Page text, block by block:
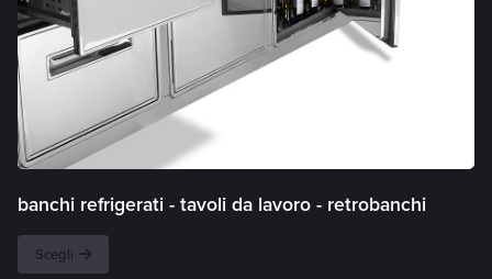
banchi refrigerati - tavoli da lavoro - retrobanchi
Scegli